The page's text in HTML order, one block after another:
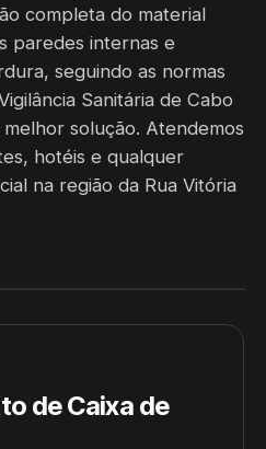
completa do material
paredes internas e
seguindo as normas
Sanitária de Cabo
solução. Atendemos
hotéis e qualquer
na região da Rua Vitória
de Caixa de